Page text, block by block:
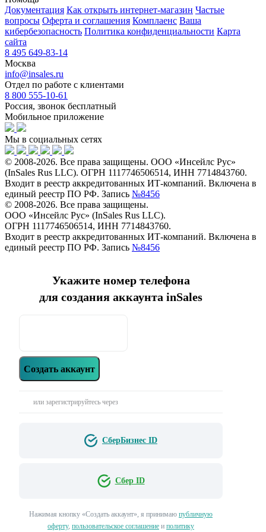
Документация Как открыть интернет-магазин Частые
вопросы Оферта и соглашения Комплаенс Ваша
кибербезопасность Политика конфиденциальности Карта
сайта
8 495 649-83-14
Москва
info@insales.ru
Отдел по работе с клиентами
8 800 555-10-61
Россия, звонок бесплатный
Мобильное приложение
Мы в социальных сетях
© 2008-2026. Все права защищены. ООО «Инсейлс Рус»
(InSales Rus LLC). ОГРН 1117746506514, ИНН 7714843760.
Входит в реестр аккредитованных ИТ-компаний. Включена в
единый реестр ПО РФ. Запись №8456
© 2008-2026. Все права защищены.
ООО «Инсейлс Рус» (InSales Rus LLC).
ОГРН 1117746506514, ИНН 7714843760.
Входит в реестр аккредитованных ИТ-компаний. Включена в
единый реестр ПО РФ. Запись №8456
Укажите номер телефона
для создания аккаунта inSales
Создать аккаунт
или зарегистрируйтесь через
СберБизнес ID
Сбер ID
Нажимая кнопку «‎Создать аккаунт»‎, я принимаю публичную
оферту, пользовательское соглашение и политику